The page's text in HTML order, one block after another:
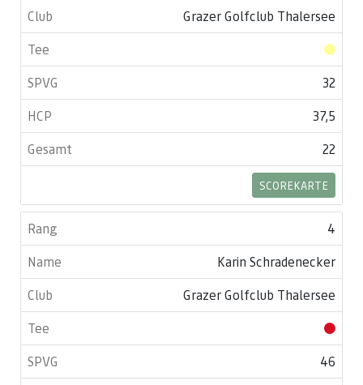
Grazer Golfclub Thalersee
32
37,5
22
SCOREKARTE
4
Karin Schradenecker
Grazer Golfclub Thalersee
46